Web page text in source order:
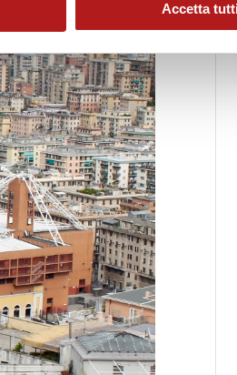
Accetta